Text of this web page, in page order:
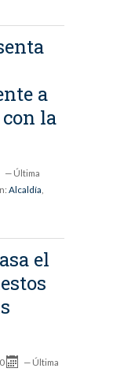
a
la
— Última
Alcaldía
el
— Última